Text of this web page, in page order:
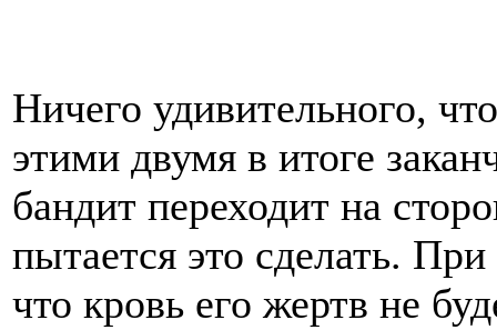
Ничего удивительного,
этими двумя в итоге
бандит переходит на
пытается это сделать.
что кровь его жертв не